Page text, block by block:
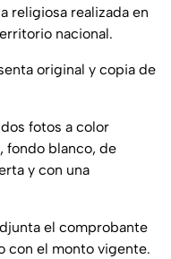
religiosa realizada en
nacional.
original y copia de
fotos a color
fondo blanco, de
y con una
el comprobante
con el monto vigente.